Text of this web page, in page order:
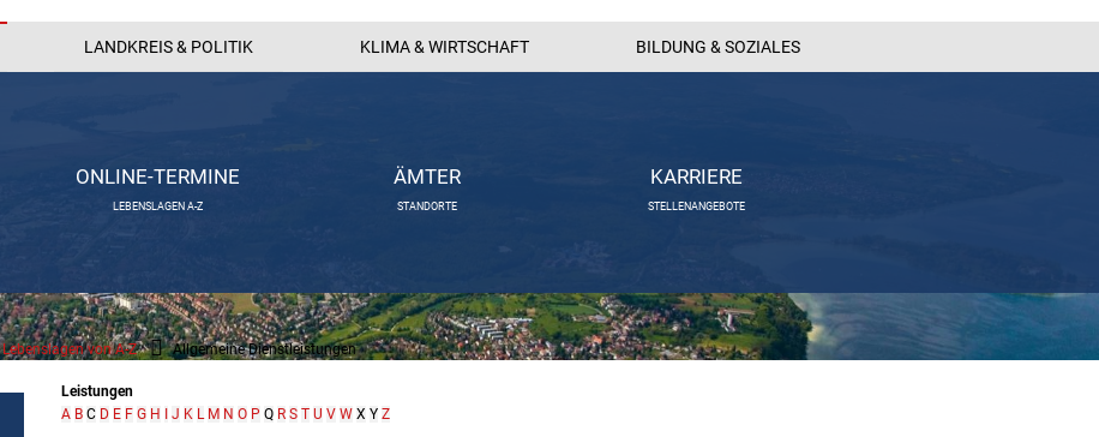
LANDKREIS & POLITIK KLIMA & WIRTSCHAFT BILDUNG & SOZIALES
ONLINE-TERMINE
LEBENSLAGEN A-Z
ÄMTER
STANDORTE
KARRIERE
STELLENANGEBOTE
Lebenslagen von A-Z Allgemeine Dienstleistungen
Leistungen
A B C D E F G H I J K L M N O P Q R S T U V W X Y Z